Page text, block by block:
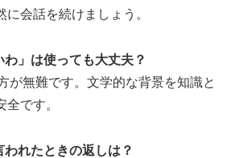
会話を続けましょう。
」は使っても大丈夫？
が無難です。文学的な背景を知識と
全です。
れたときの返しは？